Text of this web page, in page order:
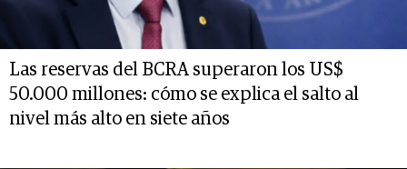
Las reservas del BCRA superaron los US$
50.000 millones: cómo se explica el salto al
nivel más alto en siete años